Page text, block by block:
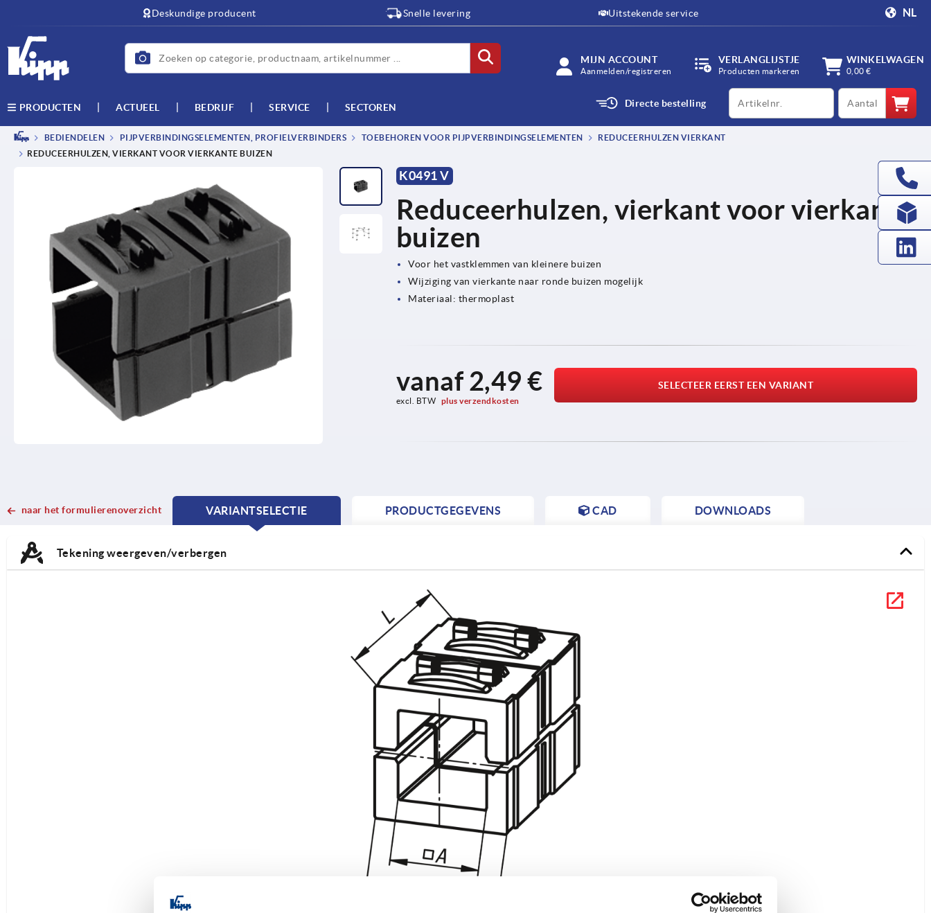
Deskundige producent Snelle levering Uitstekende service NL
MIJN ACCOUNT
Aanmelden/registreren
VERLANGLIJSTJE
Producten markeren
WINKELWAGEN
0,00 €
PRODUCTEN ACTUEEL BEDRIJF SERVICE SECTOREN Directe bestelling
productCode qty
BEDIENDELEN PIJPVERBINDINGSELEMENTEN, PROFIELVERBINDERS TOEBEHOREN VOOR PIJPVERBINDINGSELEMENTEN
REDUCEERHULZEN VIERKANT
REDUCEERHULZEN, VIERKANT VOOR VIERKANTE BUIZEN
K0491 V
Reduceerhulzen, vierkant voor vierkante
buizen
Voor het vastklemmen van kleinere buizen
Wijziging van vierkante naar ronde buizen mogelijk
Materiaal: thermoplast
vanaf2,49 €
excl. BTW plus verzendkosten
SELECTEER EERST EEN VARIANT
naar het formulierenoverzicht
VARIANTSELECTIE
CURRENT
CURRENT
PRODUCTGEGEVENS CAD DOWNLOADS
Tekening weergeven/verbergen